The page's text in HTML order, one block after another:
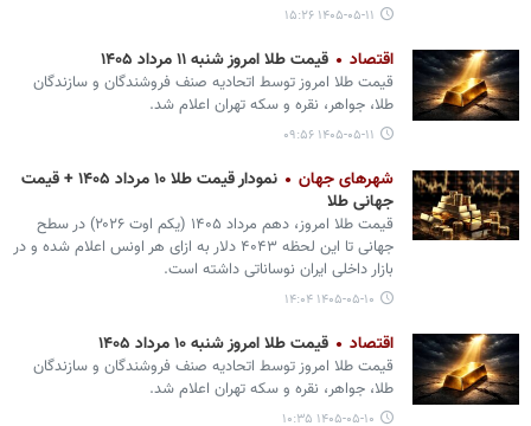
۱۴۰۵-۰۵-۱۱ ۱۵:۲۶
اقتصاد قیمت طلا امروز شنبه ۱۱ مرداد ۱۴۰۵
قیمت طلا امروز توسط اتحادیه صنف فروشندگان و سازندگان
طلا، جواهر، نقره و سکه تهران اعلام شد.
۱۴۰۵-۰۵-۱۱ ۰۹:۵۶
شهرهای جهان
نمودار قیمت طلا ۱۰ مرداد ۱۴۰۵ + قیمت
جهانی طلا
قیمت طلا امروز، دهم مرداد ۱۴۰۵ (‌یکم اوت ۲۰۲۶) در سطح
جهانی تا این لحظه ۴۰۴۳ دلار به ازای هر اونس اعلام شده و در
بازار داخلی ایران نوساناتی داشته است.
۱۴۰۵-۰۵-۱۰ ۱۴:۰۴
اقتصاد قیمت طلا امروز شنبه ۱۰ مرداد ۱۴۰۵
قیمت طلا امروز توسط اتحادیه صنف فروشندگان و سازندگان
طلا، جواهر، نقره و سکه تهران اعلام شد.
۱۴۰۵-۰۵-۱۰ ۱۰:۳۵